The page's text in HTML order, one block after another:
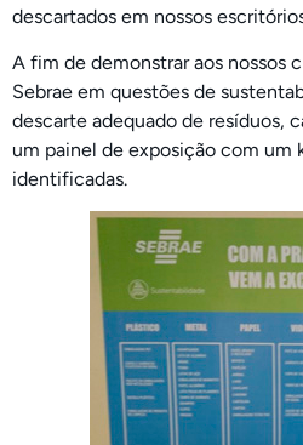
descartados em nossos
A fim de demonstrar aos nossos
Sebrae em questões de
descarte adequado de resíduos,
um painel de exposição com um
identificadas.